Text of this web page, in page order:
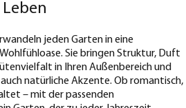
jeden Garten in eine
Sie bringen Struktur, Duft
in Ihren Außenbereich und
natürliche Akzente. Ob romantisch,
– mit der passenden